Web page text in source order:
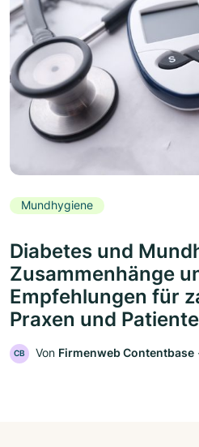
Mundhygiene
Diabetes und
Zusammenhänge
Empfehlungen für
Praxen und
CB Von Firmenweb Contentbase ‧